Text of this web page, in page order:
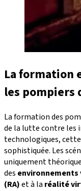
La formation
les pompiers
La formation des
de la lutte contre les
technologiques,
sophistiquée. Les
uniquement
des
(RA)et à la réalité